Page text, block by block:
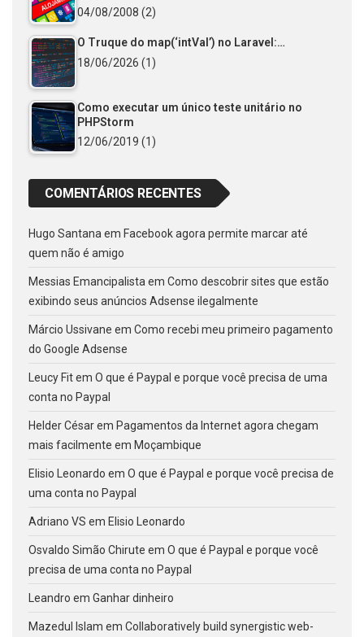
04/08/2008 (2)
O Truque do map(‘intVal’) no Laravel:…
18/06/2026 (1)
Como executar um único teste unitário no
PHPStorm
12/06/2019 (1)
COMENTÁRIOS RECENTES
Hugo Santana em Facebook agora permite marcar até
quem não é amigo
Messias Emancipalista em Como descobrir sites que estão
exibindo seus anúncios Adsense ilegalmente
Márcio Ussivane em Como recebi meu primeiro pagamento
do Google Adsense
Leucy Fitem O que é Paypal e porque você precisa de uma
conta no Paypal
Helder Césarem Pagamentos da Internet agora chegam
mais facilmente em Moçambique
Elisio Leonardo em O que é Paypal e porque você precisa de
uma conta no Paypal
Adriano VS em Elisio Leonardo
Osvaldo Simão Chirute em O que é Paypal e porque você
precisa de uma conta no Paypal
Leandro em Ganhar dinheiro
Mazedul Islam em Collaboratively build synergistic web-